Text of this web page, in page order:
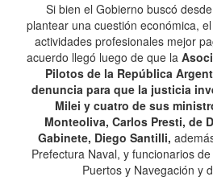
Si bien el Gobierno buscó
plantear una cuestión económica,
actividades profesionales mejor
acuerdo llegó luego de que la
Pilotos de la República
denuncia para que la justicia
Milei y cuatro de sus
Monteoliva, Carlos Presti, de
Gabinete, Diego Santilli,
Prefectura Naval, y funcionarios
Puertos y Navegación y